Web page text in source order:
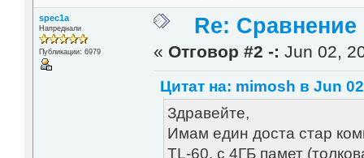
spec1a
Напреднали
Публикации: 6979
Re:
« Отговор #2 -: Jun 02,
Цитат на: mimosh в Jun
Здравейте,
Имам един доста стар
TL-60, с 4ГБ памет